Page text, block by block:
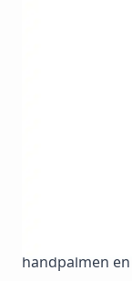
245mlEen
harmonieuze
verzacht.
Aromatische,
fascinerende
lotion is
van bloemen/
elke smaak.
meerdere
handpalmen